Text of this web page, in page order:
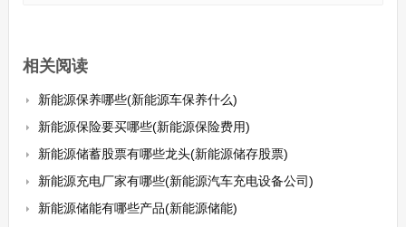
相关阅读
新能源保养哪些(新能源车保养什么)
新能源保险要买哪些(新能源保险费用)
新能源储蓄股票有哪些龙头(新能源储存股票)
新能源充电厂家有哪些(新能源汽车充电设备公司)
新能源储能有哪些产品(新能源储能)